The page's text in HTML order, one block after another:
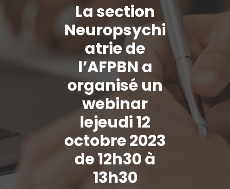
La section
Neuropsychi
atrie de
l’AFPBN a
organisé un
webinar
lejeudi 12
octobre 2023
de 12h30 à
13h30